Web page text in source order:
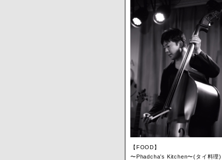
【FOOD】
〜Phadcha’s Kitchen〜(タイ料理)